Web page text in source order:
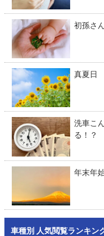
初孫さ
真夏日
洗車こ
る！？
年末年
車種別 人気閲覧ランキン